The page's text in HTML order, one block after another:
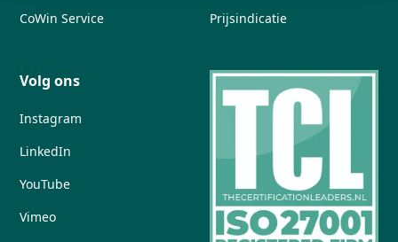
CoWin Service
Prijsindicatie
Volg ons
Instagram
LinkedIn
YouTube
Vimeo